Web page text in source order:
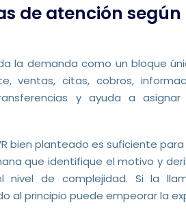
de atención
la demanda como un bloque
ventas, citas, cobros,
y ayuda a
bien planteado es suficiente
que identifique el motivo y
de complejidad. Si la
al principio puede empeorar la